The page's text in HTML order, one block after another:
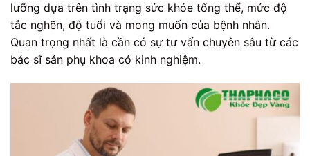
lưỡng dựa trên tình trạng sức khỏe tổng thể, mức độ
tắc nghẽn, độ tuổi và mong muốn của bệnh nhân.
Quan trọng nhất là cần có sự tư vấn chuyên sâu từ các
bác sĩ sản phụ khoa có kinh nghiệm.